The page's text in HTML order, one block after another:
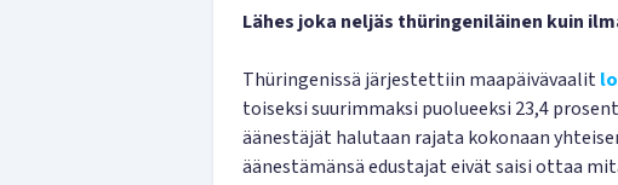
Lähes joka neljäs thüringeniläinen kuin
Thüringenissä järjestettiin maapäivävaalit
toiseksi suurimmaksi puolueeksi 23,4
äänestäjät halutaan rajata kokonaan
äänestämänsä edustajat eivät saisi ottaa